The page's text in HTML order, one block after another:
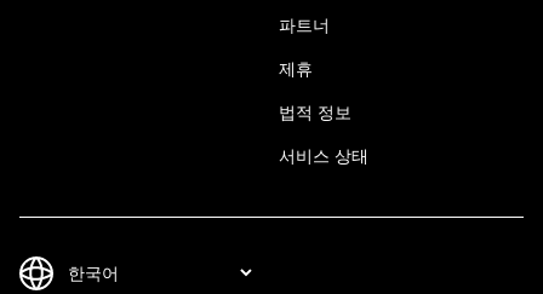
파트너
제휴
법적 정보
서비스 상태